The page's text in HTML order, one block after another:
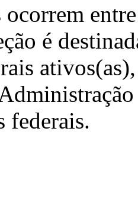
é
federais.